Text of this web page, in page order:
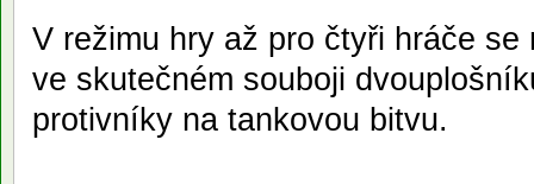
V režimu hry až pro čtyři hráče
ve skutečném souboji
protivníky na tankovou bitvu.